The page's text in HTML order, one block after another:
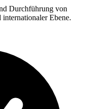
Durchführung von
Ebene.